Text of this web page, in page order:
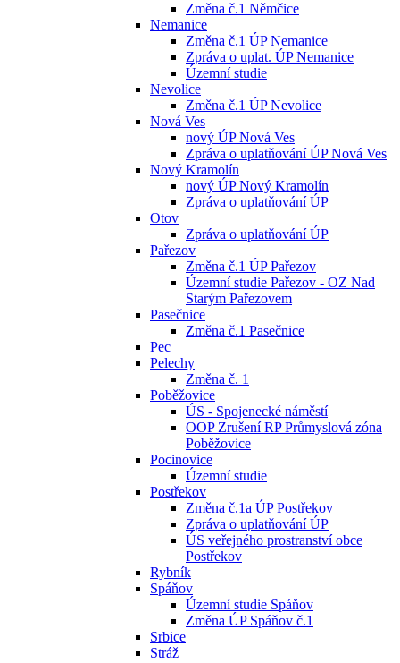
Změna č.1 Němčice
Nemanice
Změna č.1 ÚP Nemanice
Zpráva o uplat. ÚP Nemanice
Územní studie
Nevolice
Změna č.1 ÚP Nevolice
Nová Ves
nový ÚP Nová Ves
Zpráva o uplatňování ÚP Nová Ves
Nový Kramolín
nový ÚP Nový Kramolín
Zpráva o uplatňování ÚP
Otov
Zpráva o uplatňování ÚP
Pařezov
Změna č.1 ÚP Pařezov
Územní studie Pařezov - OZ Nad
Starým Pařezovem
Pasečnice
Změna č.1 Pasečnice
Pec
Pelechy
Změna č. 1
Poběžovice
ÚS - Spojenecké náměstí
OOP Zrušení RP Průmyslová zóna
Poběžovice
Pocinovice
Územní studie
Postřekov
Změna č.1a ÚP Postřekov
Zpráva o uplatňování ÚP
ÚS veřejného prostranství obce
Postřekov
Rybník
Spáňov
Územní studie Spáňov
Změna ÚP Spáňov č.1
Srbice
Stráž